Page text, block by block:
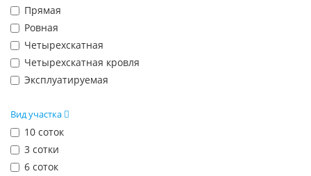
Прямая
Ровная
Четырехскатная
Четырехскатная кровля
Эксплуатируемая
Вид участка
10 соток
3 сотки
6 соток